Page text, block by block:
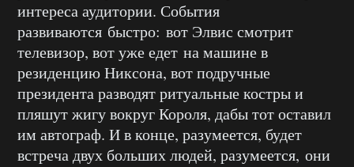
интереса аудитории. События
развиваются быстро: вот Элвис смотрит
телевизор, вот уже едет на машине в
резиденцию Никсона, вот подручные
президента разводят ритуальные костры и
пляшут жигу вокруг Короля, дабы тот оставил
им автограф. И в конце, разумеется, будет
встреча двух больших людей, разумеется, они